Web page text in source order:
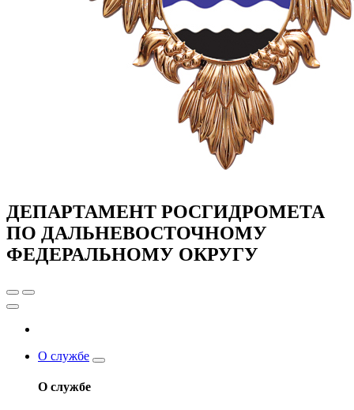
ДЕПАРТАМЕНТ РОСГИДРОМЕТА
ПО ДАЛЬНЕВОСТОЧНОМУ
ФЕДЕРАЛЬНОМУ ОКРУГУ
О службе
О службе